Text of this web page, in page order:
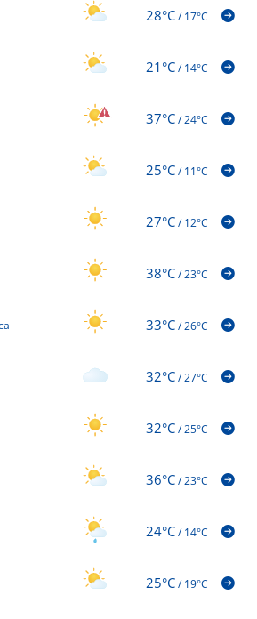
28°C/17°C
21°C/14°C
37°C/24°C
25°C/11°C
27°C/12°C
38°C/23°C
33°C/26°C
32°C/27°C
32°C/25°C
36°C/23°C
24°C/14°C
25°C/19°C